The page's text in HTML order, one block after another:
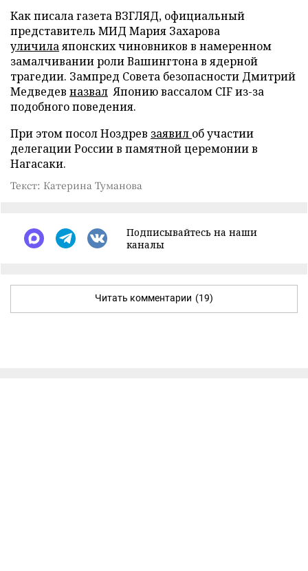
Как писала газета ВЗГЛЯД, официальный
представитель МИД Мария Захарова
уличилаяпонских чиновников в намеренном
замалчивании роли Вашингтона в ядерной
трагедии. Зампред Совета безопасности Дмитрий
Медведев назвал Японию вассалом CIF из-за
подобного поведения.
При этом посол Ноздрев заявил об участии
делегации России в памятной церемонии в
Нагасаки.
Текст: Катерина Туманова
Подписывайтесь на наши
каналы
Читать комментарии (19)